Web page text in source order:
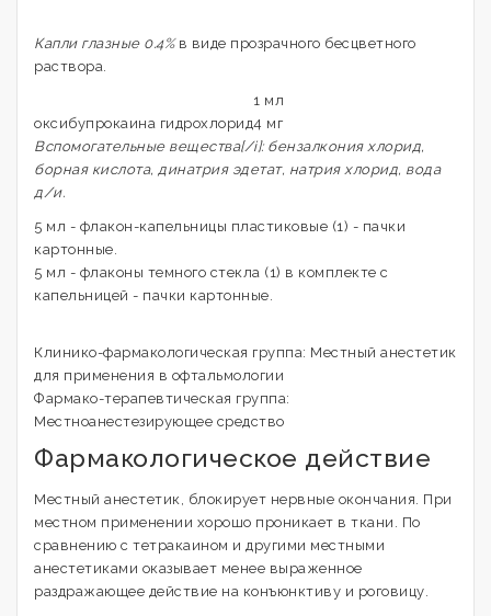
Капли глазные 0.4%в виде прозрачного бесцветного
раствора.
1 мл
оксибупрокаина гидрохлорид4 мг
Вспомогательные вещества[/i]: бензалкония хлорид,
борная кислота, динатрия эдетат, натрия хлорид, вода
д/и.
5 мл - флакон-капельницы пластиковые (1) - пачки
картонные.
5 мл - флаконы темного стекла (1) в комплекте с
капельницей - пачки картонные.
Клинико-фармакологическая группа: Местный анестетик
для применения в офтальмологии
Фармако-терапевтическая группа:
Местноанестезирующее средство
Фармакологическое действие
Местный анестетик, блокирует нервные окончания. При
местном применении хорошо проникает в ткани. По
сравнению с тетракаином и другими местными
анестетиками оказывает менее выраженное
раздражающее действие на конъюнктиву и роговицу.